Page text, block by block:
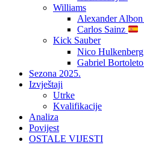
Williams
Alexander Albon
Carlos Sainz
Kick Sauber
Nico Hulkenberg
Gabriel Bortoleto
Sezona 2025.
Izvještaji
Utrke
Kvalifikacije
Analiza
Povijest
OSTALE VIJESTI